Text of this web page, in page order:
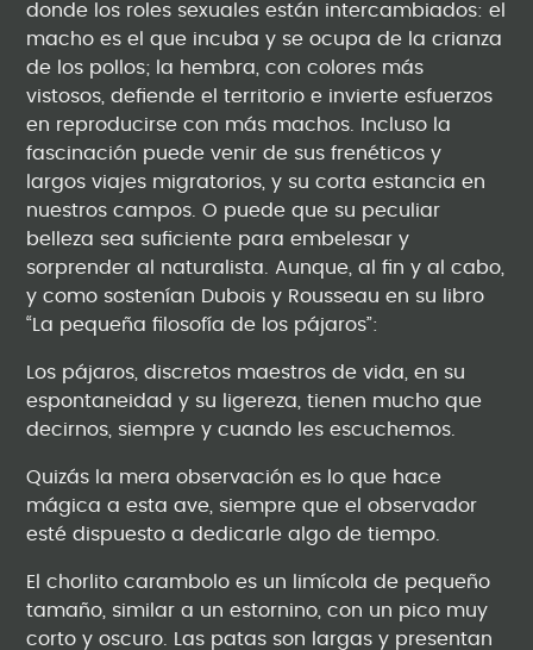
donde los roles sexuales están intercambiados: el
macho es el que incuba y se ocupa de la crianza
de los pollos; la hembra, con colores más
vistosos, defiende el territorio e invierte esfuerzos
en reproducirse con más machos. Incluso la
fascinación puede venir de sus frenéticos y
largos viajes migratorios, y su corta estancia en
nuestros campos. O puede que su peculiar
belleza sea suficiente para embelesar y
sorprender al naturalista. Aunque, al fin y al cabo,
y como sostenían Dubois y Rousseau en su libro
“La pequeña filosofía de los pájaros”:
Los pájaros, discretos maestros de vida, en su
espontaneidad y su ligereza, tienen mucho que
decirnos, siempre y cuando les escuchemos.
Quizás la mera observación es lo que hace
mágica a esta ave, siempre que el observador
esté dispuesto a dedicarle algo de tiempo.
El chorlito carambolo es un limícola de pequeño
tamaño, similar a un estornino, con un pico muy
corto y oscuro. Las patas son largas y presentan